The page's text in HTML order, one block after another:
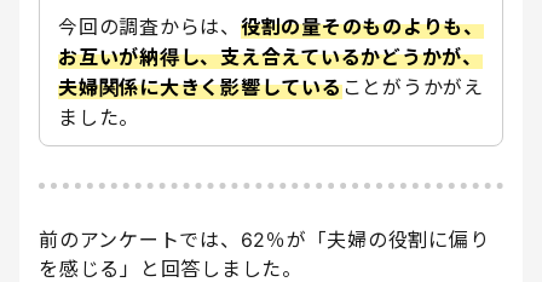
今回の調査からは、 役割の量そのものよりも、
お互いが納得し、支え合えているかどうかが、
夫婦関係に大きく影響していることがうかがえ
ました。
前のアンケートでは、62％が「夫婦の役割に偏り
を感じる」と回答しました。